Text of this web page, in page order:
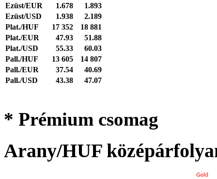
Ezüst/EUR
1.678
1.893
Ezüst/USD
1.938
2.189
Plat./HUF
17 352
18 881
Plat./EUR
47.93
51.88
Plat./USD
55.33
60.03
Pall./HUF
13 605
14 807
Pall./EUR
37.54
40.69
Pall./USD
43.38 47.07
* Prémium csomag
Arany/HUF